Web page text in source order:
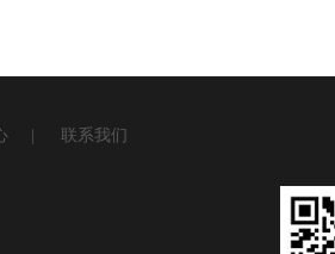
联系我们